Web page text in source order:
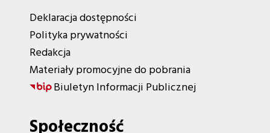
Deklaracja dostępności
Polityka prywatności
Redakcja
Materiały promocyjne do pobrania
Biuletyn Informacji Publicznej
Społeczność